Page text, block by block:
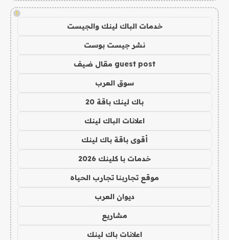
!
خدمات الباك لينك والجيست
نشر جيست بوست
guest post مقال ضيف
سوق العرب
باك لينك باقة 20
اعلانات الباك لينك
أقوى باقة باك لينك
خدمات با كلينك 2026
موقع تجاربنا تجارب الحياه
ديوان العرب
مشاريع
اعلانات باك لينك